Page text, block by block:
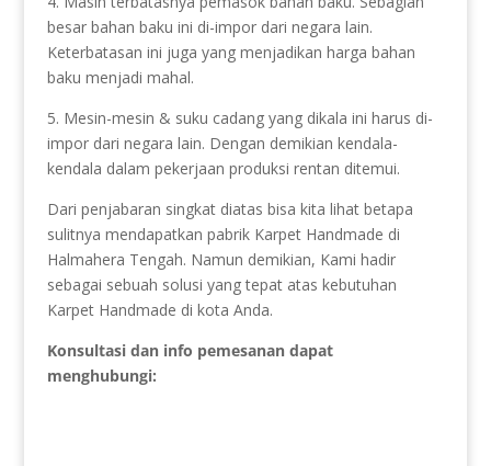
besar bahan baku ini di-impor dari negara lain.
Keterbatasan ini juga yang menjadikan harga bahan
baku menjadi mahal.
5. Mesin-mesin & suku cadang yang dikala ini harus di-
impor dari negara lain. Dengan demikian kendala-
kendala dalam pekerjaan produksi rentan ditemui.
Dari penjabaran singkat diatas bisa kita lihat betapa
sulitnya mendapatkan pabrik Karpet Handmade di
Halmahera Tengah. Namun demikian, Kami hadir
sebagai sebuah solusi yang tepat atas kebutuhan
Karpet Handmade di kota Anda.
Konsultasi dan info pemesanan dapat
menghubungi: